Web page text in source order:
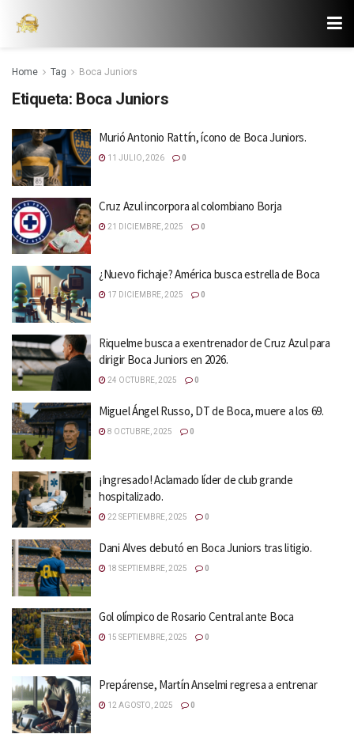
Home Tag Boca Juniors
Etiqueta: Boca Juniors
Murió Antonio Rattín, ícono de Boca Juniors.
11 JULIO, 2026 0
Cruz Azul incorpora al colombiano Borja
21 DICIEMBRE, 2025 0
¿Nuevo fichaje? América busca estrella de Boca
17 DICIEMBRE, 2025 0
Riquelme busca a exentrenador de Cruz Azul para
dirigir Boca Juniors en 2026.
24 OCTUBRE, 2025 0
Miguel Ángel Russo, DT de Boca, muere a los 69.
8 OCTUBRE, 2025 0
¡Ingresado! Aclamado líder de club grande
hospitalizado.
22 SEPTIEMBRE, 2025 0
Dani Alves debutó en Boca Juniors tras litigio.
18 SEPTIEMBRE, 2025 0
Gol olímpico de Rosario Central ante Boca
15 SEPTIEMBRE, 2025 0
Prepárense, Martín Anselmi regresa a entrenar
12 AGOSTO, 2025 0